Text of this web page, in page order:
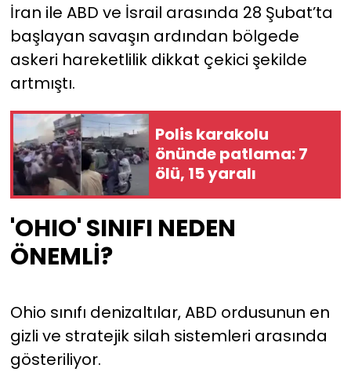
İran ile ABD ve İsrail arasında 28 Şubat’ta
başlayan savaşın ardından bölgede
askeri hareketlilik dikkat çekici şekilde
artmıştı.
Polis karakolu
önünde patlama: 7
ölü, 15 yaralı
'OHIO' SINIFI NEDEN
ÖNEMLİ?
Ohio sınıfı denizaltılar, ABD ordusunun en
gizli ve stratejik silah sistemleri arasında
gösteriliyor.